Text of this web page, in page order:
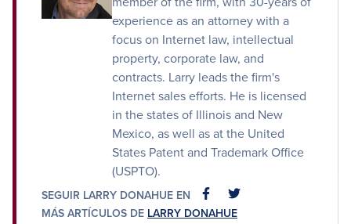
experience as an attorney with a
focus on Internet law, intellectual
property, corporate law, and
contracts. Larry leads the firm's
Internet sales efforts. He is licensed
in the states of Illinois and New
Mexico, as well as at the United
States Patent and Trademark Office
(USPTO).
SEGUIR LARRY DONAHUE EN FACEBOOKFACEBOOK
MÁS ARTÍCULOS DE LARRY DONAHUE